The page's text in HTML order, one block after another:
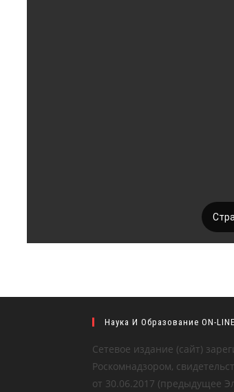
Наука И Образование ON-LINE
Сетевое издание (сайт)
Роскомнадзором,
от 30.06.2017 (предыдущее